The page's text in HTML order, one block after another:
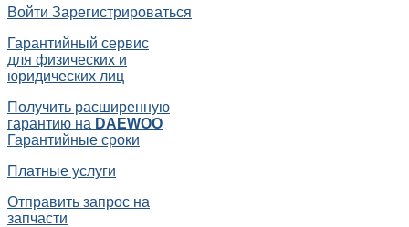
Войти Зарегистрироваться
Гарантийный сервис
для физических и
юридических лиц
Получить расширенную
гарантию на DAEWOO
Гарантийные сроки
Платные услуги
Отправить запрос на
запчасти